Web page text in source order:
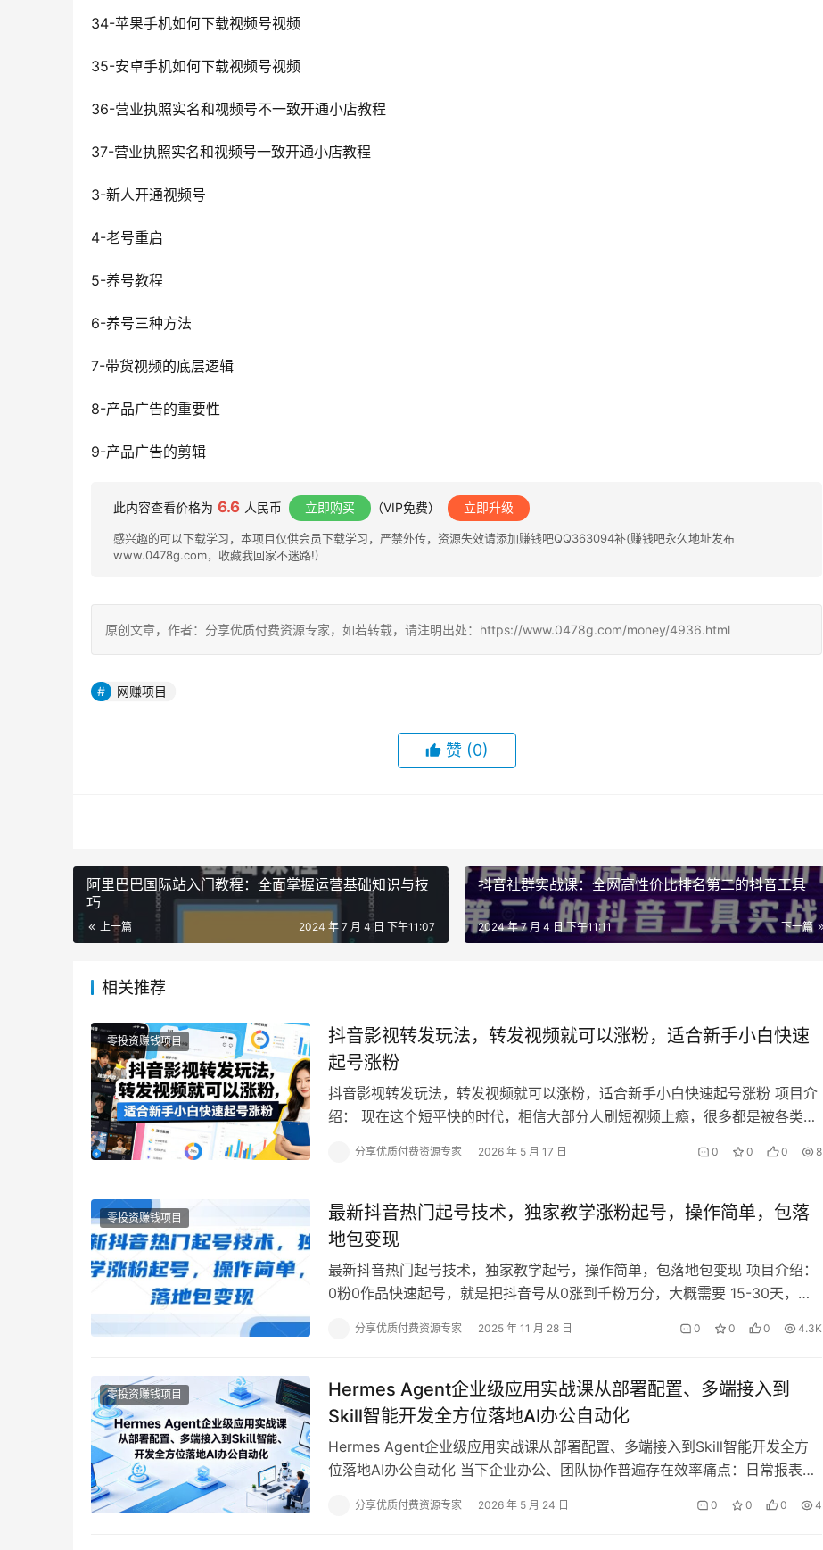
34-苹果手机如何下载视频号视频
35-安卓手机如何下载视频号视频
36-营业执照实名和视频号不一致开通小店教程
37-营业执照实名和视频号一致开通小店教程
3-新人开通视频号
4-老号重启
5-养号教程
6-养号三种方法
7-带货视频的底层逻辑
8-产品广告的重要性
9-产品广告的剪辑
此内容查看价格为 6.6 人民币 立即购买 （VIP免费） 立即升级
感兴趣的可以下载学习，本项目仅供会员下载学习，严禁外传，资源失效请添加赚钱吧QQ363094补(赚钱吧永久地址发布
www.0478g.com，收藏我回家不迷路!)
原创文章，作者：分享优质付费资源专家，如若转载，请注明出处：https://www.0478g.com/money/4936.html
网赚项目
赞 (0)
阿里巴巴国际站入门教程：全面掌握运营基础知识与技
巧
上一篇 2024 年 7 月 4 日 下午11:07
抖音社群实战课：全网高性价比排名第二的抖音工具
下一篇
2024 年 7 月 4 日 下午11:11
相关推荐
零投资赚钱项目
抖音影视转发玩法，转发视频就可以涨粉，适合新手小白快速
起号涨粉
抖音影视转发玩法，转发视频就可以涨粉，适合新手小白快速起号涨粉 项目介
绍： 现在这个短平快的时代，相信大部分人刷短视频上瘾，很多都是被各类型
分享优质付费资源专家 2026 年 5 月 17 日 0 0 0 8
零投资赚钱项目
最新抖音热门起号技术，独家教学涨粉起号，操作简单，包落
地包变现
最新抖音热门起号技术，独家教学起号，操作简单，包落地包变现 项目介绍：
0粉0作品快速起号，就是把抖音号从0涨到千粉万分，大概需要 15-30天，可
分享优质付费资源专家 2025 年 11 月 28 日 0 0 0 4.3K
零投资赚钱项目
Hermes Agent企业级应用实战课从部署配置、多端接入到
Skill智能开发全方位落地AI办公自动化
Hermes Agent企业级应用实战课从部署配置、多端接入到Skill智能开发全方
位落地AI办公自动化 当下企业办公、团队协作普遍存在效率痛点：日常报表繁
分享优质付费资源专家 2026 年 5 月 24 日 0 0 0 4